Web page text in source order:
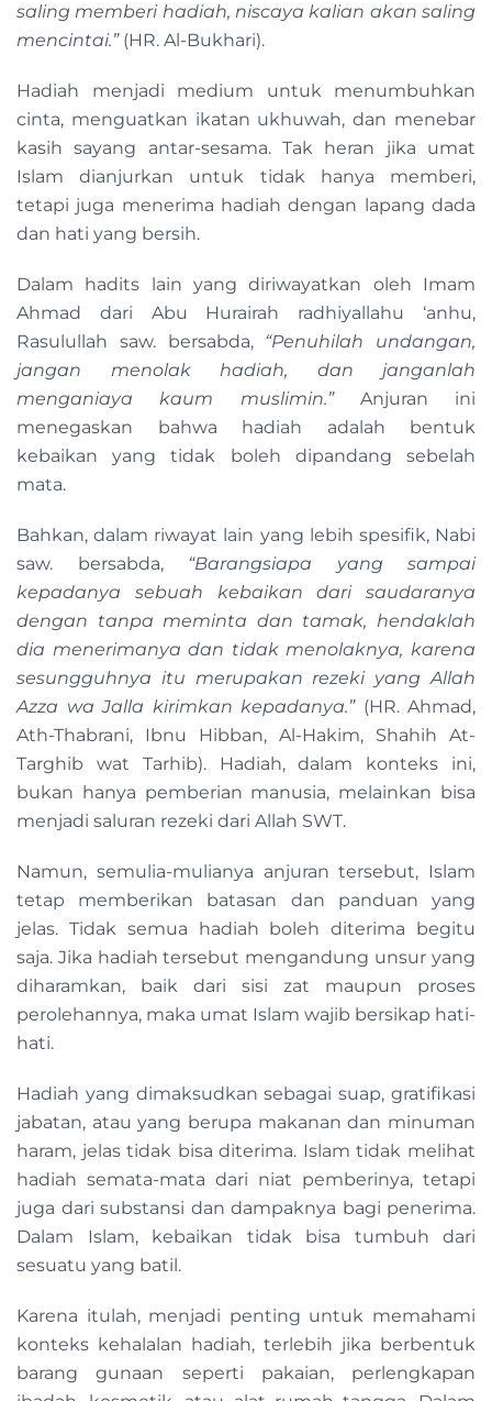
saling memberi hadiah, niscaya kalian akan saling
mencintai.”(HR. Al-Bukhari).
Hadiah menjadi medium untuk menumbuhkan
cinta, menguatkan ikatan ukhuwah, dan menebar
kasih sayang antar-sesama. Tak heran jika umat
Islam dianjurkan untuk tidak hanya memberi,
tetapi juga menerima hadiah dengan lapang dada
dan hati yang bersih.
Dalam hadits lain yang diriwayatkan oleh Imam
Ahmad dari Abu Hurairah radhiyallahu ‘anhu,
Rasulullah saw. bersabda, “Penuhilah undangan,
jangan menolak hadiah, dan janganlah
menganiaya kaum muslimin.”Anjuran ini
menegaskan bahwa hadiah adalah bentuk
kebaikan yang tidak boleh dipandang sebelah
mata.
Bahkan, dalam riwayat lain yang lebih spesifik, Nabi
saw. bersabda, “Barangsiapa yang sampai
kepadanya sebuah kebaikan dari saudaranya
dengan tanpa meminta dan tamak, hendaklah
dia menerimanya dan tidak menolaknya, karena
sesungguhnya itu merupakan rezeki yang Allah
Azza wa Jalla kirimkan kepadanya.”(HR. Ahmad,
Ath-Thabrani, Ibnu Hibban, Al-Hakim, Shahih At-
Targhib wat Tarhib). Hadiah, dalam konteks ini,
bukan hanya pemberian manusia, melainkan bisa
menjadi saluran rezeki dari Allah SWT.
Namun, semulia-mulianya anjuran tersebut, Islam
tetap memberikan batasan dan panduan yang
jelas. Tidak semua hadiah boleh diterima begitu
saja. Jika hadiah tersebut mengandung unsur yang
diharamkan, baik dari sisi zat maupun proses
perolehannya, maka umat Islam wajib bersikap hati-
hati.
Hadiah yang dimaksudkan sebagai suap, gratifikasi
jabatan, atau yang berupa makanan dan minuman
haram, jelas tidak bisa diterima. Islam tidak melihat
hadiah semata-mata dari niat pemberinya, tetapi
juga dari substansi dan dampaknya bagi penerima.
Dalam Islam, kebaikan tidak bisa tumbuh dari
sesuatu yang batil.
Karena itulah, menjadi penting untuk memahami
konteks kehalalan hadiah, terlebih jika berbentuk
barang gunaan seperti pakaian, perlengkapan